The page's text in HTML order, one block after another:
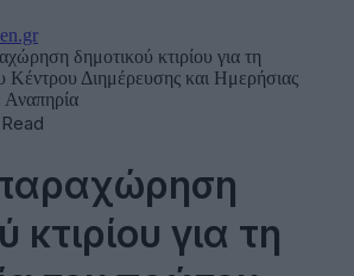
δημοτικού κτιρίου για τη
Κέντρου Διημέρευσης και Ημερήσιας
κτιρίου για τη